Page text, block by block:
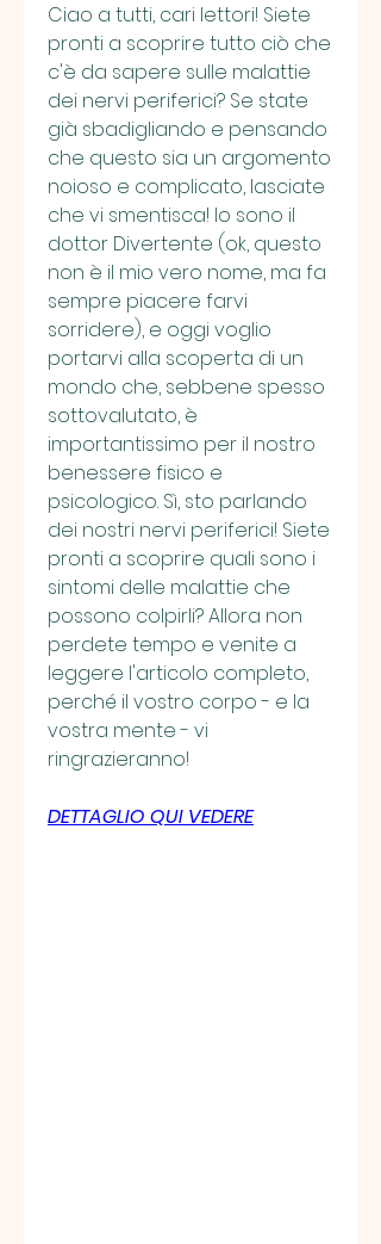
Ciao a tutti, cari lettori! Siete
pronti a scoprire tutto ciò che
c'è da sapere sulle malattie
dei nervi periferici? Se state
già sbadigliando e pensando
che questo sia un argomento
noioso e complicato, lasciate
che vi smentisca! Io sono il
dottor Divertente (ok, questo
non è il mio vero nome, ma fa
sempre piacere farvi
sorridere), e oggi voglio
portarvi alla scoperta di un
mondo che, sebbene spesso
sottovalutato, è
importantissimo per il nostro
benessere fisico e
psicologico. Sì, sto parlando
dei nostri nervi periferici! Siete
pronti a scoprire quali sono i
sintomi delle malattie che
possono colpirli? Allora non
perdete tempo e venite a
leggere l'articolo completo,
perché il vostro corpo - e la
vostra mente - vi
ringrazieranno!
DETTAGLIO QUI VEDERE